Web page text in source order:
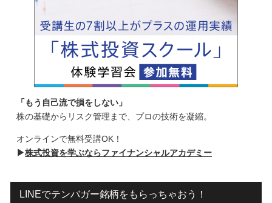
「もう自己流で損をしない」
株の基礎からリスク管理まで、プロの技術を凝縮。
オンラインで無料受講OK！
▶株式投資を学ぶならファイナンシャルアカデミー
LINEでテンバガー銘柄をもらっちゃおう！